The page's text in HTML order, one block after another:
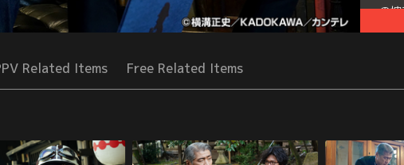
の
Related Items Free Related Items